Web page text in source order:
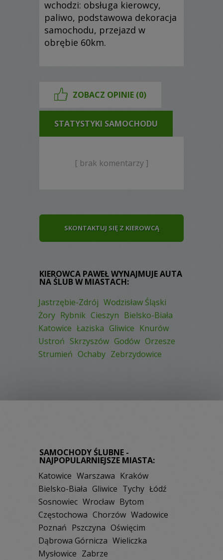
wchodzi: obsługa kierowcy,
paliwo, podstawowa dekoracja
samochodu, przejazd w
obrębie 60km.
ZOBACZ OPINIE (0)
STATYSTYKI SAMOCHODU
[ brak komentarzy ]
SKONTAKTUJ SIĘ Z KIEROWCĄ
KIEROWCA PAWEŁ WYNAJMUJE AUTA
NA ŚLUB W MIASTACH:
Jastrzębie-Zdrój Wodzisław Śląski
Żory Rybnik Cieszyn Bielsko-Biała
Katowice Łaziska Gliwice Knurów
Ustroń Skrzyszów Godów Orzesze
Strumień Ochaby Zebrzydowice
SAMOCHODY ŚLUBNE -
NAJPOPULARNIEJSZE MIASTA:
Katowice Warszawa Kraków
Bielsko-Biała Gliwice Tychy Łódź
Sosnowiec Wrocław Bytom
Częstochowa Chorzów Wadowice
Poznań Pszczyna Oświęcim
Dąbrowa Górnicza Wieliczka
Mysłowice Zabrze